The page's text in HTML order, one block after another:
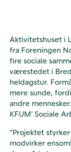
Aktivitetshuset i
fra Foreningen
fire sociale
værestedet i
heldagstur.
mere sunde,
andre
KFUM’ Sociale
”Projektet
modvirker